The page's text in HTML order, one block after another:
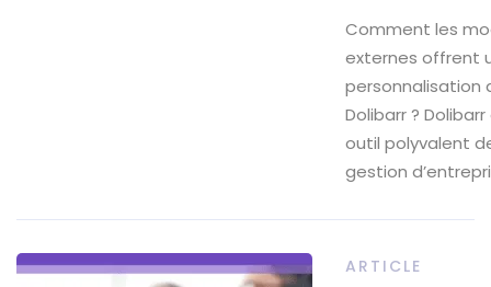
Comment les
externes offrent
personnalisation
Dolibarr ?
outil polyvalent
gestion
ARTICLE